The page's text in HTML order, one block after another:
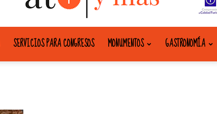
SERVICIOS PARA CONGRESOS MONUMENTOS GASTRONOMÍA